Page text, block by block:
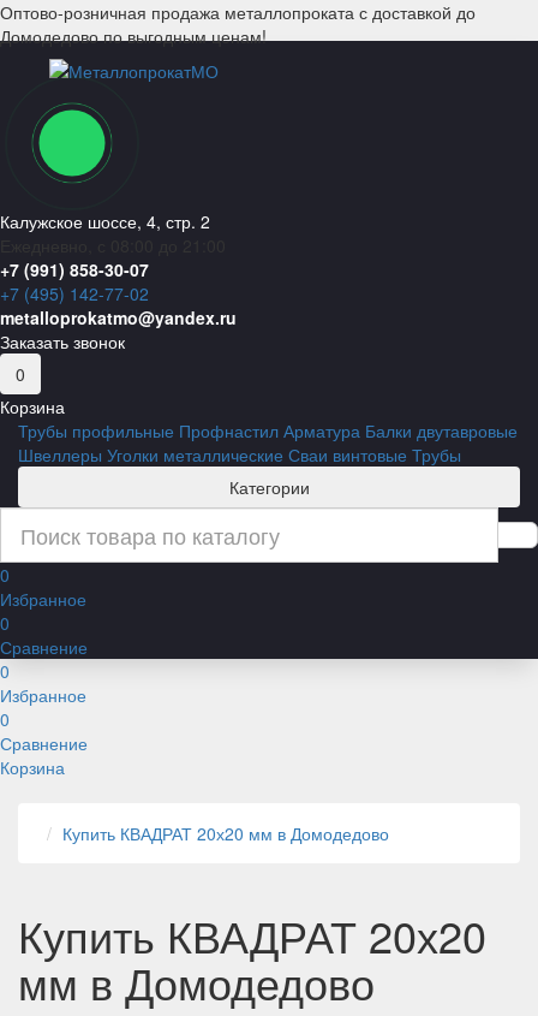
Оптово-розничная продажа металлопроката с доставкой до
Домодедово по выгодным ценам!
Калужское шоссе, 4, стр. 2
+7 (991) 858-30-07
+7 (495) 142-77-02
metalloprokatmo@yandex.ru
Заказать звонок
0
Корзина
Трубы профильные Профнастил Арматура Балки двутавровые
Швеллеры Уголки металлические Сваи винтовые Трубы
Категории
0
Избранное
0
Сравнение
0
Избранное
0
Сравнение
Корзина
Купить КВАДРАТ 20х20 мм в Домодедово
Купить КВАДРАТ 20х20
мм в Домодедово